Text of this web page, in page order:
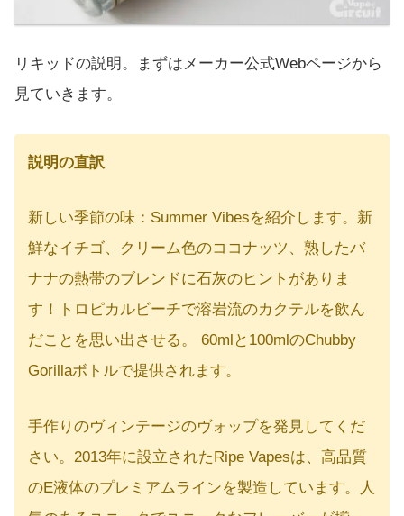
リキッドの説明。まずはメーカー公式Webページから
見ていきます。
説明の直訳
新しい季節の味：Summer Vibesを紹介します。新
鮮なイチゴ、クリーム色のココナッツ、熟したバ
ナナの熱帯のブレンドに石灰のヒントがありま
す！トロピカルビーチで溶岩流のカクテルを飲ん
だことを思い出させる。 60mlと100mlのChubby
Gorillaボトルで提供されます。
手作りのヴィンテージのヴォップを発見してくだ
さい。2013年に設立されたRipe Vapesは、高品質
のE液体のプレミアムラインを製造しています。人